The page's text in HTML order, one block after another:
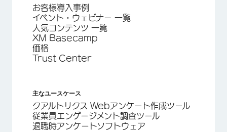
お客様導入事例
イベント・ウェビナー 一覧
人気コンテンツ 一覧
XM Basecamp
価格
Trust Center
主なユースケース
クアルトリクス Webアンケート作成ツール
従業員エンゲージメント調査ツール
退職時アンケートソフトウェア